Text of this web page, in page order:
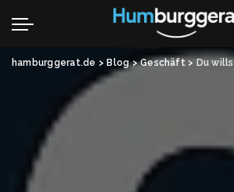
hamburggerat.de > Blog>Geschäft> Du willst mehr